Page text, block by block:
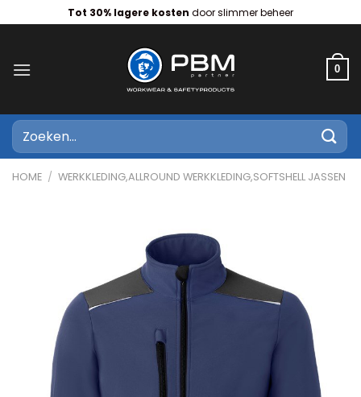
naar
Tot 30% lagere kosten door slimmer beheer
0
Zoeken
naar:
HOME / WERKKLEDING,ALLROUND WERKKLEDING,SOFTSHELL JASSEN